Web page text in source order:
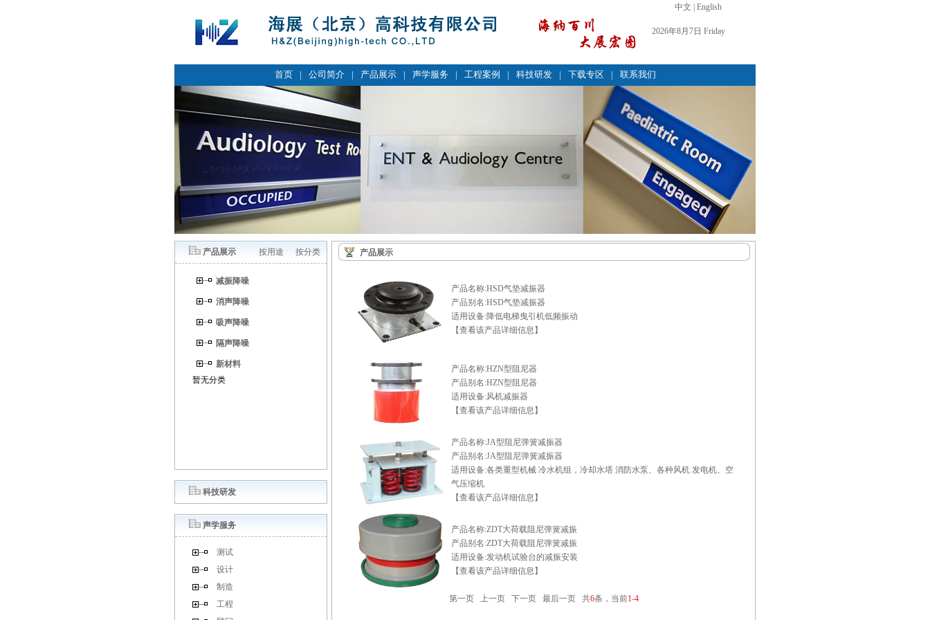
中文 English
2026年8月7日 Friday
首页 | 公司简介 | 产品展示 | 声学服务 | 工程案例 | 科技研发 | 下载专区 | 联系我们
产品展示 按用途 按分类
减振降噪
消声降噪
吸声降噪
隔声降噪
新材料
暂无分类
科技研发
声学服务
测试
设计
制造
工程
产品展示
产品名称:HSD气垫减振器
产品别名:HSD气垫减振器
适用设备:降低电梯曳引机低频振动
【查看该产品详细信息】
产品名称:HZN型阻尼器
产品别名:HZN型阻尼器
适用设备:风机减振器
【查看该产品详细信息】
产品名称:JA型阻尼弹簧减振器
产品别名:JA型阻尼弹簧减振器
适用设备:各类重型机械 冷水机组，冷却水塔 消防水泵、各种风机 发电机、空
气压缩机
【查看该产品详细信息】
产品名称:ZDT大荷载阻尼弹簧减振
产品别名:ZDT大荷载阻尼弹簧减振
适用设备:发动机试验台的减振安装
【查看该产品详细信息】
第一页 上一页 下一页 最后一页共6条，当前1-4